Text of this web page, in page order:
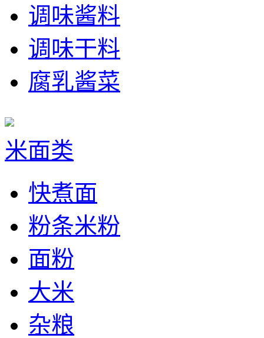
调味酱料
调味干料
腐乳酱菜
米面类
快煮面
粉条米粉
面粉
大米
杂粮